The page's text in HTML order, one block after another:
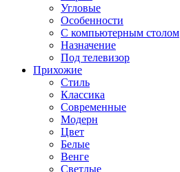
Угловые
Особенности
С компьютерным столом
Назначение
Под телевизор
Прихожие
Стиль
Классика
Современные
Модерн
Цвет
Белые
Венге
Светлые